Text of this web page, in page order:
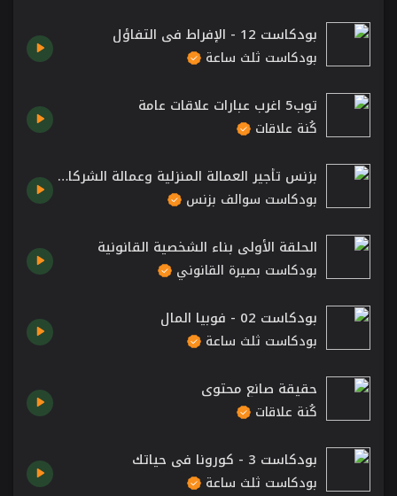
بودكاست 12 - الإفراط في التفاؤل
بودكاست ثلث ساعة
توب5 اغرب عبارات علاقات عامة
كُنة علاقات
بزنس تأجير العمالة المنزلية وعمالة الشركات – مهارة | بودكاست سوالف بزنس
بودكاست سوالف بزنس
الحلقة الأولى بناء الشخصية القانونية
بودكاست بصيرة القانوني
بودكاست 02 - فوبيا المال
بودكاست ثلث ساعة
حقيقة صانع محتوى
كُنة علاقات
بودكاست 3 - كورونا في حياتك
بودكاست ثلث ساعة